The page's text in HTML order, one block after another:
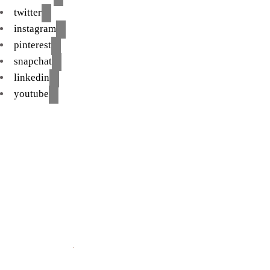
twitter
instagram
pinterest
snapchat
linkedin
youtube